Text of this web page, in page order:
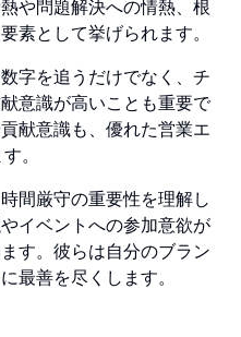
や問題解決への情熱、根
素として挙げられます。
字を追うだけでなく、チ
意識が高いことも重要で
献意識も、優れた営業エ
。
間厳守の重要性を理解し
イベントへの参加意欲が
す。彼らは自分のブラン
最善を尽くします。